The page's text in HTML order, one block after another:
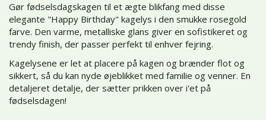
Gør fødselsdagskagen til et ægte blikfang med disse
elegante "Happy Birthday" kagelys i den smukke rosegold
farve. Den varme, metalliske glans giver en sofistikeret og
trendy finish, der passer perfekt til enhver fejring.
Kagelysene er let at placere på kagen og brænder flot og
sikkert, så du kan nyde øjeblikket med familie og venner. En
detaljeret detalje, der sætter prikken over i'et på
fødselsdagen!